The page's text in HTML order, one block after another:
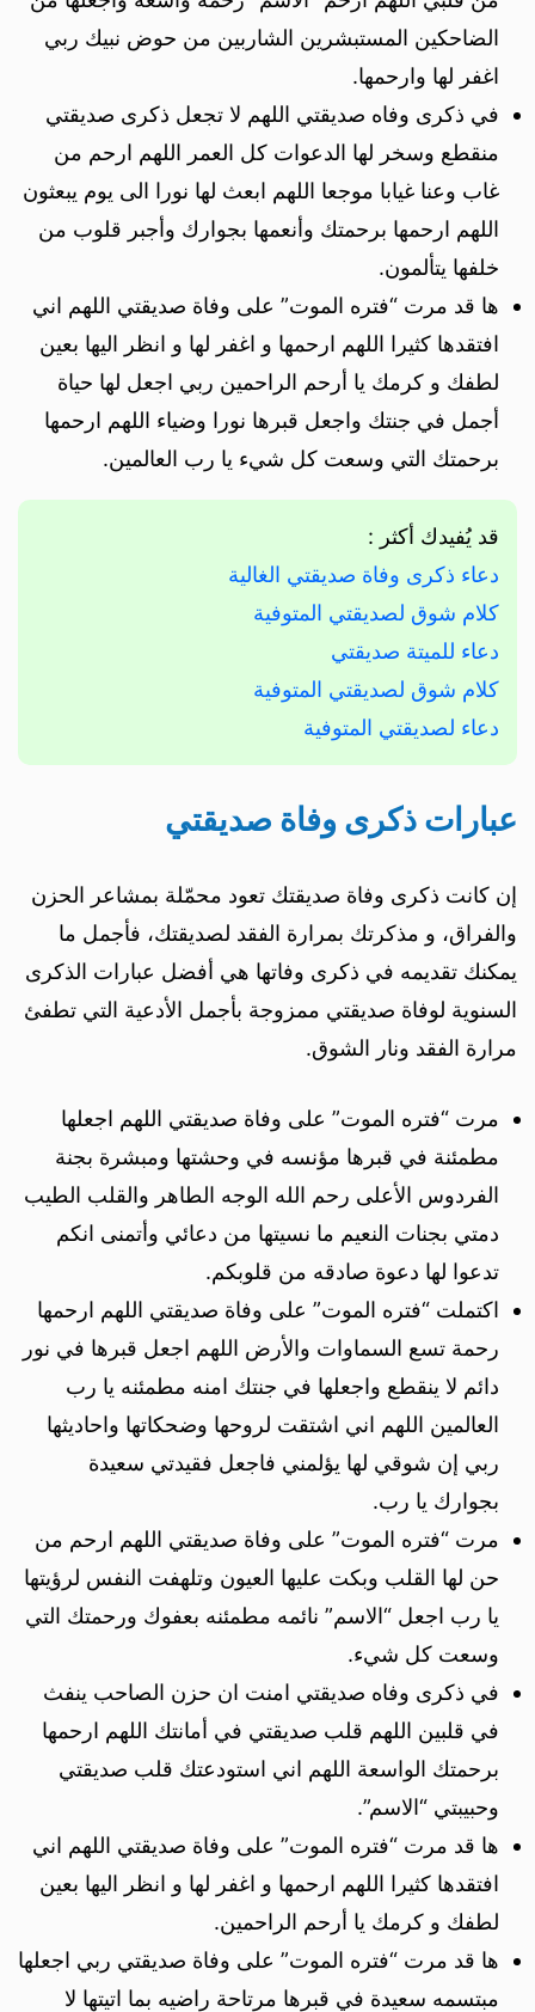
الضاحكين المستبشرين الشاربين من حوض نبيك ربي
اغفر لها وارحمها.
في ذكرى وفاه صديقتي اللهم لا تجعل ذكرى صديقتي
منقطع وسخر لها الدعوات كل العمر اللهم ارحم من
غاب وعنا غيابا موجعا اللهم ابعث لها نورا الى يوم يبعثون
اللهم ارحمها برحمتك وأنعمها بجوارك وأجبر قلوب من
خلفها يتألمون.
ها قد مرت “فتره الموت” على وفاة صديقتي اللهم اني
افتقدها كثيرا اللهم ارحمها و اغفر لها و انظر اليها بعين
لطفك و كرمك يا أرحم الراحمين ربي اجعل لها حياة
أجمل في جنتك واجعل قبرها نورا وضياء اللهم ارحمها
برحمتك التي وسعت كل شيء يا رب العالمين.
قد يُفيدك أكثر :
دعاء ذكرى وفاة صديقتي الغالية
كلام شوق لصديقتي المتوفية
دعاء للميتة صديقتي
كلام شوق لصديقتي المتوفية
دعاء لصديقتي المتوفية
عبارات ذكرى وفاة صديقتي
إن كانت ذكرى وفاة صديقتك تعود محمّلة بمشاعر الحزن
والفراق، و مذكرتك بمرارة الفقد لصديقتك، فأجمل ما
يمكنك تقديمه في ذكرى وفاتها هي أفضل عبارات الذكرى
السنوية لوفاة صديقتي ممزوجة بأجمل الأدعية التي تطفئ
مرارة الفقد ونار الشوق.
مرت “فتره الموت” على وفاة صديقتي اللهم اجعلها
مطمئنة في قبرها مؤنسه في وحشتها ومبشرة بجنة
الفردوس الأعلى رحم الله الوجه الطاهر والقلب الطيب
دمتي بجنات النعيم ما نسيتها من دعائي وأتمنى انكم
تدعوا لها دعوة صادقه من قلوبكم.
اكتملت “فتره الموت” على وفاة صديقتي اللهم ارحمها
رحمة تسع السماوات والأرض اللهم اجعل قبرها في نور
دائم لا ينقطع واجعلها في جنتك امنه مطمئنه يا رب
العالمين اللهم اني اشتقت لروحها وضحكاتها واحاديثها
ربي إن شوقي لها يؤلمني فاجعل فقيدتي سعيدة
بجوارك يا رب.
مرت “فتره الموت” على وفاة صديقتي اللهم ارحم من
حن لها القلب وبكت عليها العيون وتلهفت النفس لرؤيتها
يا رب اجعل “الاسم” نائمه مطمئنه بعفوك ورحمتك التي
وسعت كل شيء.
في ذكرى وفاه صديقتي امنت ان حزن الصاحب ينفث
في قلبين اللهم قلب صديقتي في أمانتك اللهم ارحمها
برحمتك الواسعة اللهم اني استودعتك قلب صديقتي
وحبيبتي “الاسم”.
ها قد مرت “فتره الموت” على وفاة صديقتي اللهم اني
افتقدها كثيرا اللهم ارحمها و اغفر لها و انظر اليها بعين
لطفك و كرمك يا أرحم الراحمين.
ها قد مرت “فتره الموت” على وفاة صديقتي ربي اجعلها
مبتسمه سعيدة في قبرها مرتاحة راضيه بما اتيتها لا